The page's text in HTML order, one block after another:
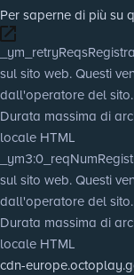
Per saperne di più su
_ym_retryReqs
sul sito web. Questi
dall'operatore del sito.
Durata massima di
locale HTML
_ym3:0_reqNum
sul sito web. Questi
dall'operatore del sito.
Durata massima di
locale HTML
cdn-